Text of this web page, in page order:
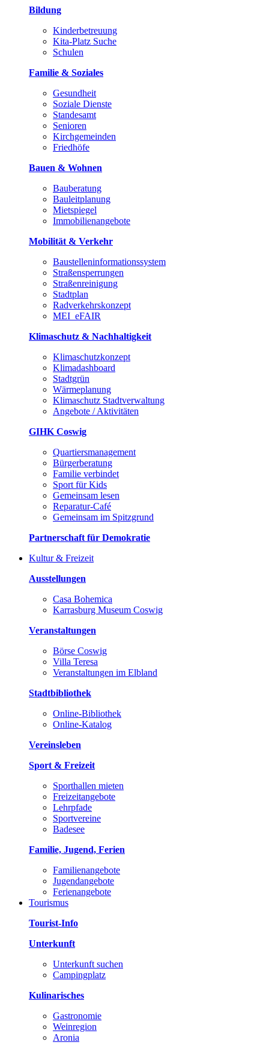
Bildung
Kinderbetreuung
Kita-Platz Suche
Schulen
Familie & Soziales
Gesundheit
Soziale Dienste
Standesamt
Senioren
Kirchgemeinden
Friedhöfe
Bauen & Wohnen
Bauberatung
Bauleitplanung
Mietspiegel
Immobilienangebote
Mobilität & Verkehr
Baustelleninformationssystem
Straßensperrungen
Straßenreinigung
Stadtplan
Radverkehrskonzept
MEI_eFAIR
Klimaschutz & Nachhaltigkeit
Klimaschutzkonzept
Klimadashboard
Stadtgrün
Wärmeplanung
Klimaschutz Stadtverwaltung
Angebote / Aktivitäten
GIHK Coswig
Quartiersmanagement
Bürgerberatung
Familie verbindet
Sport für Kids
Gemeinsam lesen
Reparatur-Café
Gemeinsam im Spitzgrund
Partnerschaft für Demokratie
Kultur & Freizeit
Ausstellungen
Casa Bohemica
Karrasburg Museum Coswig
Veranstaltungen
Börse Coswig
Villa Teresa
Veranstaltungen im Elbland
Stadtbibliothek
Online-Bibliothek
Online-Katalog
Vereinsleben
Sport & Freizeit
Sporthallen mieten
Freizeitangebote
Lehrpfade
Sportvereine
Badesee
Familie, Jugend, Ferien
Familienangebote
Jugendangebote
Ferienangebote
Tourismus
Tourist-Info
Unterkunft
Unterkunft suchen
Campingplatz
Kulinarisches
Gastronomie
Weinregion
Aronia